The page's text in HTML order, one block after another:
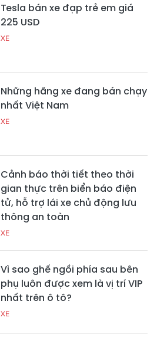
Tesla bán xe đạp trẻ em giá
225 USD
XE
Những hãng xe đang bán chạy
nhất Việt Nam
XE
Cảnh báo thời tiết theo thời
gian thực trên biển báo điện
tử, hỗ trợ lái xe chủ động lưu
thông an toàn
XE
Vì sao ghế ngồi phía sau bên
phụ luôn được xem là vị trí VIP
nhất trên ô tô?
XE